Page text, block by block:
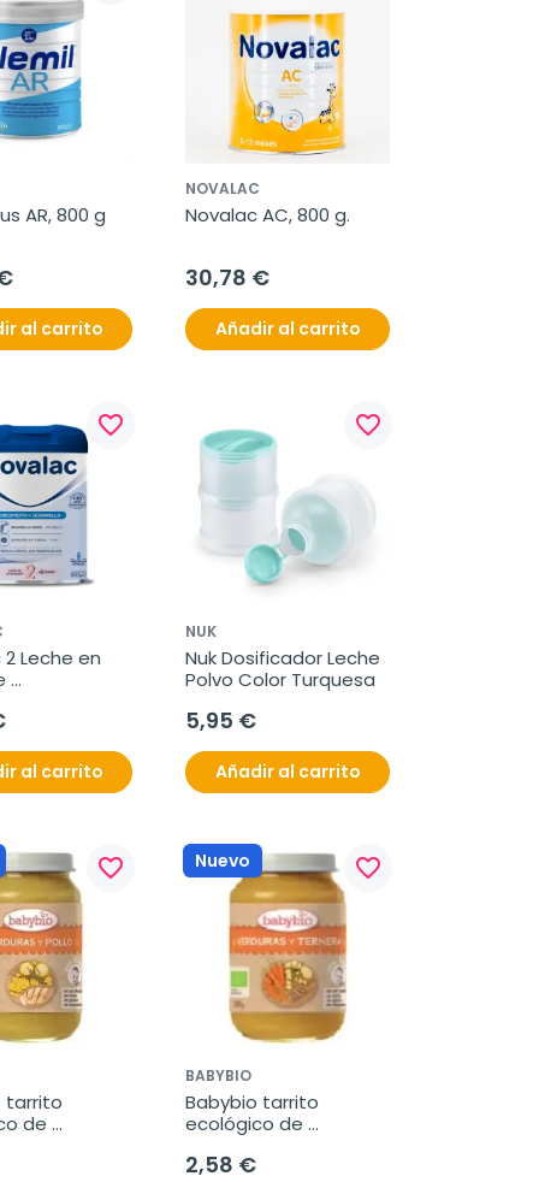
AR, 800 g
al carrito
NOVALAC
Novalac AC, 800 g.
30,78 €
Añadir al carrito
favorite_border
Leche en
g
al carrito
favorite_border
NUK
Nuk Dosificador Leche
Polvo Color Turquesa
5,95 €
Añadir al carrito
favorite_border
tarrito
de
Nuevo favorite_border
BABYBIO
Babybio tarrito
ecológico de
200g
2,58 €